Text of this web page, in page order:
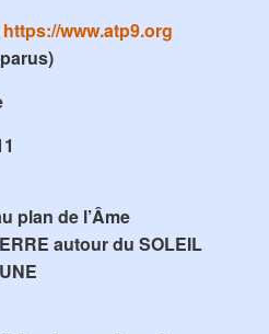
https://www.atp9.org
plan de l’Âme
autour du SOLEIL